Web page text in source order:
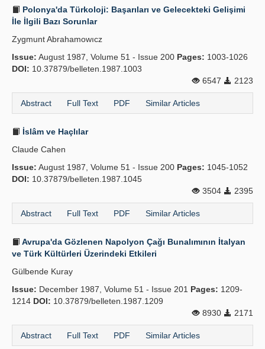
Polonya'da Türkoloji: Başarıları ve Gelecekteki Gelişimi
İle İlgili Bazı Sorunlar
Zygmunt Abrahamowıcz
Issue: August 1987, Volume 51 - Issue 200 Pages: 1003-1026
DOI: 10.37879/belleten.1987.1003
6547
2123
Abstract Full Text PDF Similar Articles
İslâm ve Haçlılar
Claude Cahen
Issue: August 1987, Volume 51 - Issue 200 Pages: 1045-1052
DOI: 10.37879/belleten.1987.1045
3504
2395
Abstract Full Text PDF Similar Articles
Avrupa'da Gözlenen Napolyon Çağı Bunalımının İtalyan
ve Türk Kültürleri Üzerindeki Etkileri
Gülbende Kuray
Issue: December 1987, Volume 51 - Issue 201 Pages: 1209-
1214 DOI: 10.37879/belleten.1987.1209
8930
2171
Abstract Full Text PDF Similar Articles